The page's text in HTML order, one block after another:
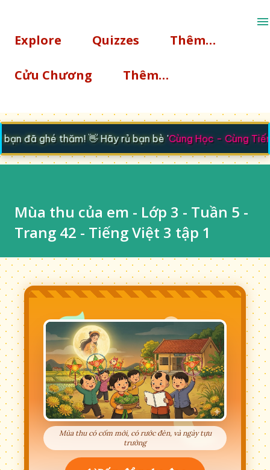
Explore Quizzes Thêm…
Cửu Chương Thêm…
đã ghé thăm! 👋 Hãy rủ bạn bè 'Cùng Học - Cùng Tiến'
Mùa thu của em - Lớp 3 - Tuần 5 -
Trang 42 - Tiếng Việt 3 tập 1
Mùa thu có cốm mới, có rước đèn, và ngày tựu
trường